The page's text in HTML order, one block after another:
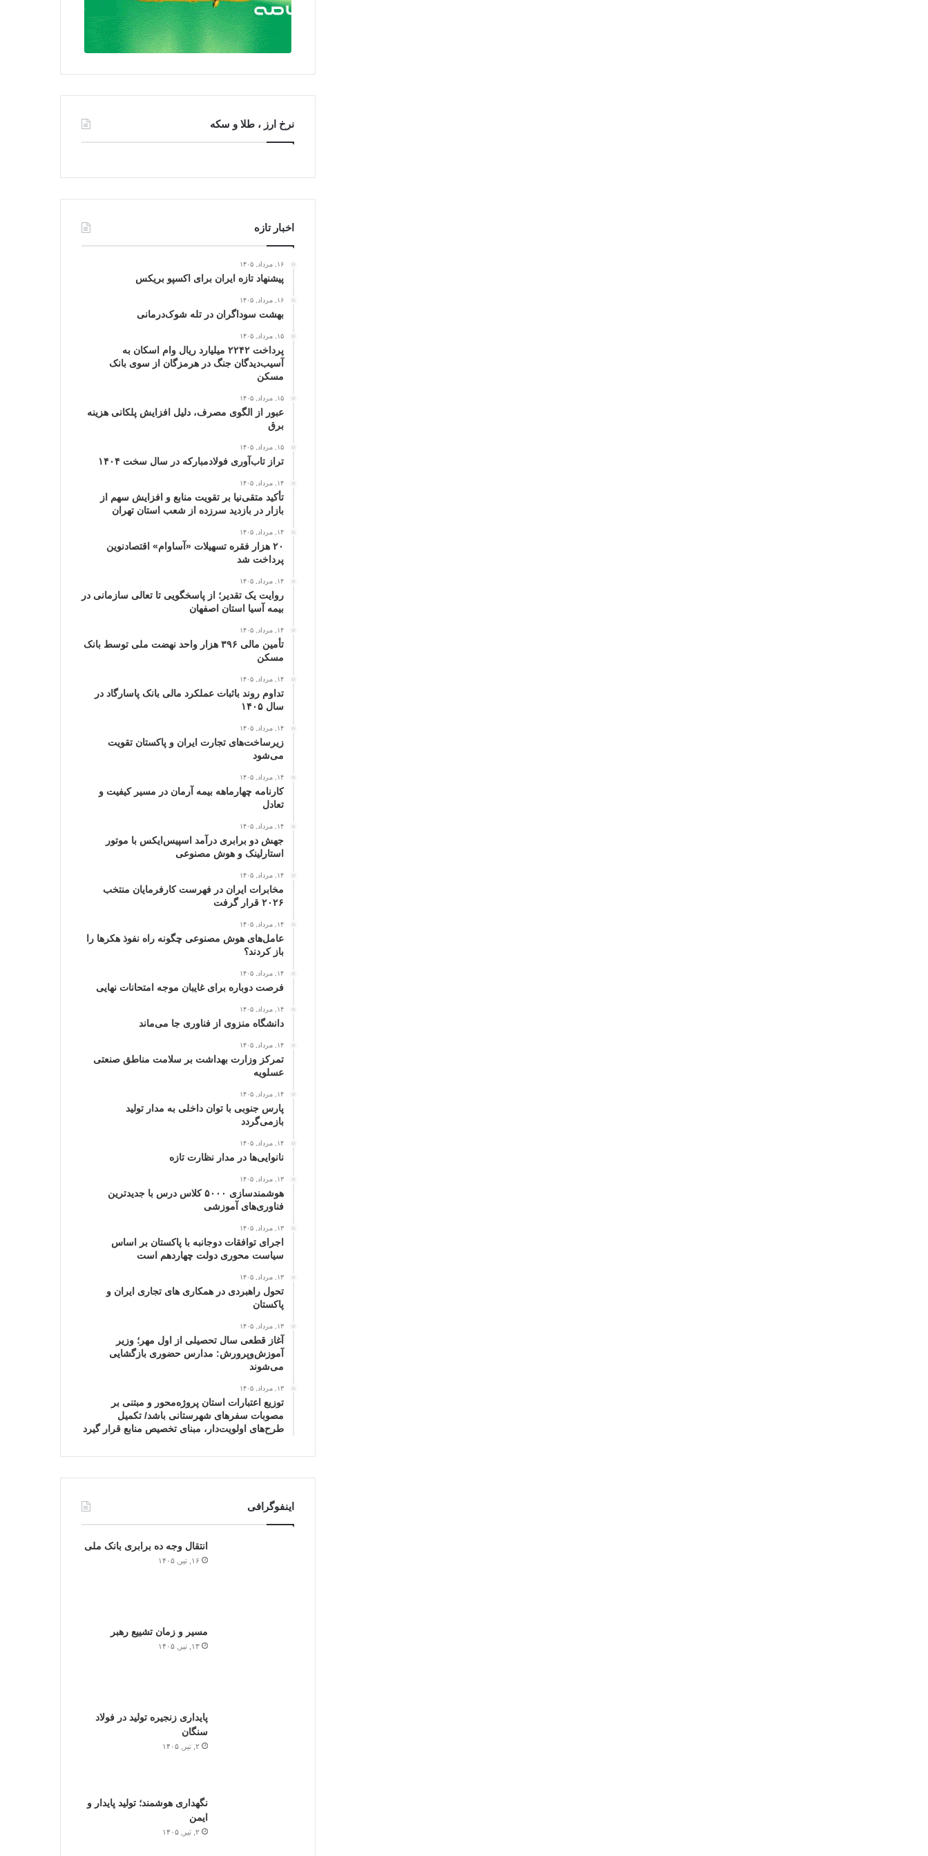
نرخ ارز ، طلا و سکه
اخبار تازه
۱۶, مرداد, ۱۴۰۵
پیشنهاد تازه ایران برای اکسپو بریکس
۱۶, مرداد, ۱۴۰۵
بهشت سوداگران در تله شوک‌درمانی
۱۵, مرداد, ۱۴۰۵
پرداخت ۲۲۴۲ میلیارد ریال وام اسکان به
آسیب‌دیدگان جنگ در هرمزگان از سوی بانک
مسکن
۱۵, مرداد, ۱۴۰۵
عبور از الگوی مصرف، دلیل افزایش پلکانی هزینه
برق
۱۵, مرداد, ۱۴۰۵
تراز تاب‌آوری فولادمبارکه در سال سخت ۱۴۰۴
۱۴, مرداد, ۱۴۰۵
تأکید متقی‌نیا بر تقویت منابع و افزایش سهم از
بازار در بازدید سرزده از شعب استان تهران
۱۴, مرداد, ۱۴۰۵
۲۰ هزار فقره تسهیلات «آساوام» اقتصادنوین
پرداخت شد
۱۴, مرداد, ۱۴۰۵
روایت یک تقدیر؛ از پاسخگویی تا تعالی سازمانی در
بیمه آسیا استان اصفهان
۱۴, مرداد, ۱۴۰۵
تأمین مالی ۳۹۶ هزار واحد نهضت ملی توسط بانک
مسکن
۱۴, مرداد, ۱۴۰۵
تداوم روند باثبات عملکرد مالی بانک پاسارگاد در
سال ۱۴۰۵
۱۴, مرداد, ۱۴۰۵
زیرساخت‌های تجارت ایران و پاکستان تقویت
می‌شود
۱۴, مرداد, ۱۴۰۵
کارنامه چهارماهه بیمه آرمان در مسیر کیفیت و
تعادل
۱۴, مرداد, ۱۴۰۵
جهش دو برابری درآمد اسپیس‌ایکس با موتور
استارلینک و هوش مصنوعی
۱۴, مرداد, ۱۴۰۵
مخابرات ایران در فهرست کارفرمایان منتخب
۲۰۲۶ قرار گرفت
۱۴, مرداد, ۱۴۰۵
عامل‌های هوش مصنوعی چگونه راه نفوذ هکرها را
باز کردند؟
۱۴, مرداد, ۱۴۰۵
فرصت دوباره برای غایبان موجه امتحانات نهایی
۱۴, مرداد, ۱۴۰۵
دانشگاه منزوی از فناوری جا می‌ماند
۱۴, مرداد, ۱۴۰۵
تمرکز وزارت بهداشت بر سلامت مناطق صنعتی
عسلویه
۱۴, مرداد, ۱۴۰۵
پارس جنوبی با توان داخلی به مدار تولید
بازمی‌گردد
۱۴, مرداد, ۱۴۰۵
نانوایی‌ها در مدار نظارت تازه
۱۳, مرداد, ۱۴۰۵
هوشمندسازی ۵۰۰۰ کلاس درس با جدیدترین
فناوری‌های آموزشی
۱۳, مرداد, ۱۴۰۵
اجرای توافقات دوجانبه با پاکستان بر اساس
سیاست محوری دولت چهاردهم است
۱۳, مرداد, ۱۴۰۵
تحول راهبردی در همکاری های تجاری ایران و
پاکستان
۱۳, مرداد, ۱۴۰۵
آغاز قطعی سال تحصیلی از اول مهر؛ وزیر
آموزش‌وپرورش: مدارس حضوری بازگشایی
می‌شوند
۱۳, مرداد, ۱۴۰۵
توزیع اعتبارات استان پروژه‌محور و مبتنی بر
مصوبات سفرهای شهرستانی باشد/ تکمیل
طرح‌های اولویت‌دار، مبنای تخصیص منابع قرار گیرد
اینفوگرافی
انتقال وجه ده برابری بانک ملی
۱۶, تیر, ۱۴۰۵
مسیر و زمان تشییع رهبر
۱۳, تیر, ۱۴۰۵
پایداری زنجیره تولید در فولاد
سنگان
۲, تیر, ۱۴۰۵
نگهداری هوشمند؛ تولید پایدار و
ایمن
۲, تیر, ۱۴۰۵